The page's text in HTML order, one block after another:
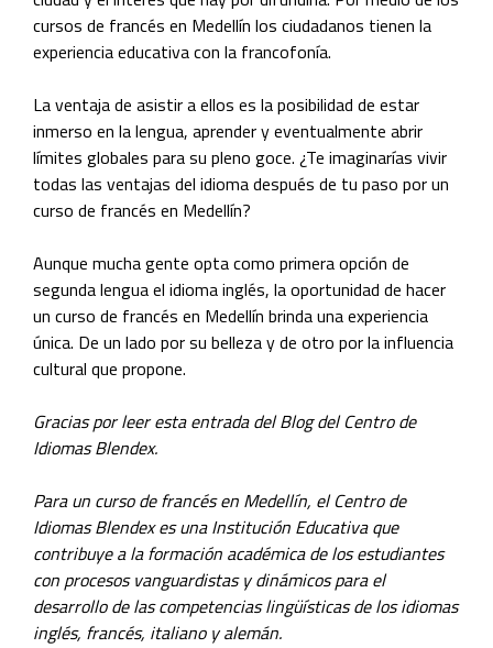
cursos de francés en Medellín los ciudadanos tienen la
experiencia educativa con la francofonía.
La ventaja de asistir a ellos es la posibilidad de estar
inmerso en la lengua, aprender y eventualmente abrir
límites globales para su pleno goce. ¿Te imaginarías vivir
todas las ventajas del idioma después de tu paso por un
curso de francés en Medellín?
Aunque mucha gente opta como primera opción de
segunda lengua el idioma inglés, la oportunidad de hacer
un curso de francés en Medellín brinda una experiencia
única. De un lado por su belleza y de otro por la influencia
cultural que propone.
Gracias por leer esta entrada del Blog del Centro de
Idiomas Blendex.
Para un curso de francés en Medellín, el Centro de
Idiomas Blendex es una Institución Educativa que
contribuye a la formación académica de los estudiantes
con procesos vanguardistas y dinámicos para el
desarrollo de las competencias lingüísticas de los idiomas
inglés, francés, italiano y alemán.